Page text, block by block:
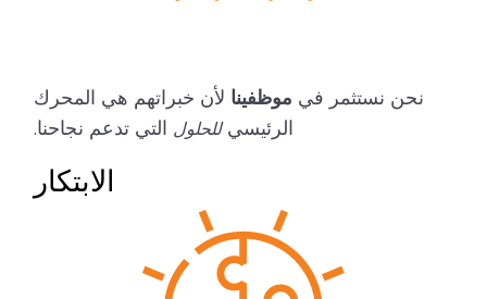
نحن نستثمر في موظفينا لأن خبراتهم هي المحرك
الرئيسيللحلول التي تدعم نجاحنا.
الابتكار